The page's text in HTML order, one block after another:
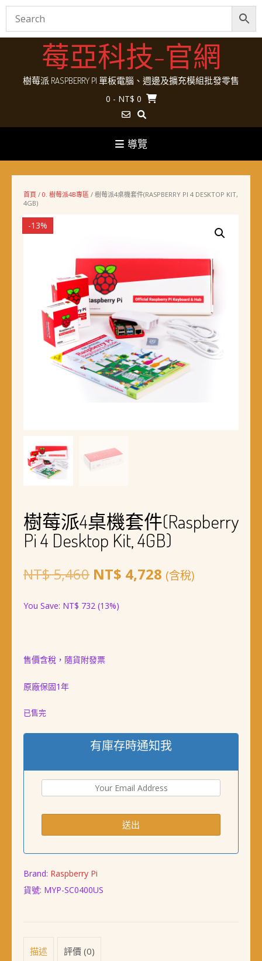
Skip
莓亞科技-官網
樹莓派 RASPBERRY PI 單板電腦、週邊及擴充模組批發零售
0 - NT$ 0
導覽
首頁 / 0. 樹莓派4B專區 / 樹莓派4桌機套件(RASPBERRY PI 4 DESKTOP KIT,
4GB)
-13%
樹莓派4桌機套件(Raspberry
Pi 4 Desktop Kit, 4GB)
NT$5,460 原
價
NT$ 5,460。
NT$ 4,728 目
(含稅)
You Save: NT$ 732 (13%)
售價含稅，隨貨附發票
原廠保固1年
已售完
有庫存時通知我
Brand: Raspberry Pi
貨號: MYP-SC0400US
描述 評價 (0)